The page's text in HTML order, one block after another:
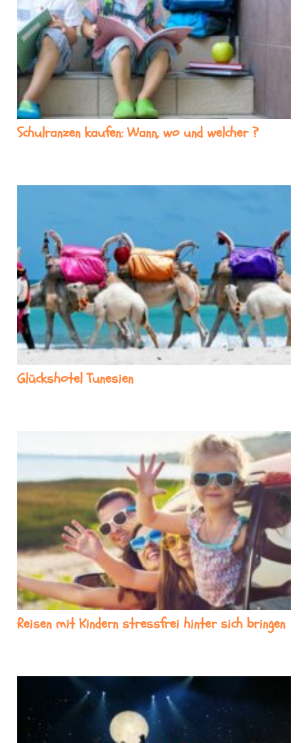
Schulranzen kaufen: Wann, wo und welcher ?
Glückshotel Tunesien
Reisen mit Kindern stressfrei hinter sich bringen